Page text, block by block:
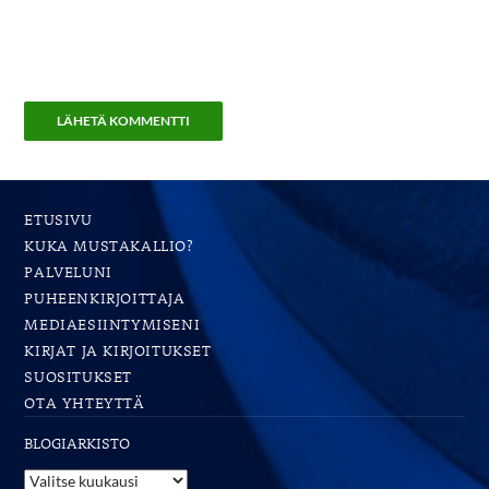
ETUSIVU
KUKA MUSTAKALLIO?
PALVELUNI
PUHEENKIRJOITTAJA
MEDIAESIINTYMISENI
KIRJAT JA KIRJOITUKSET
SUOSITUKSET
OTA YHTEYTTÄ
BLOGIARKISTO
Blogiarkisto